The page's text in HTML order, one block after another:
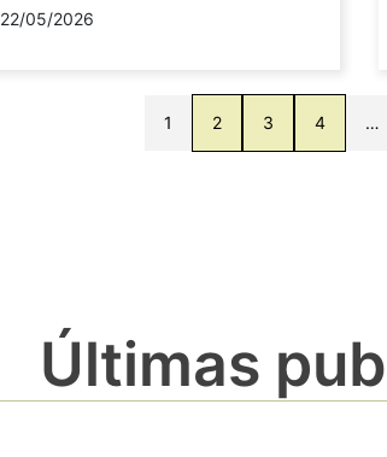
22/05/2026
1 2 3 4 …
Últimas